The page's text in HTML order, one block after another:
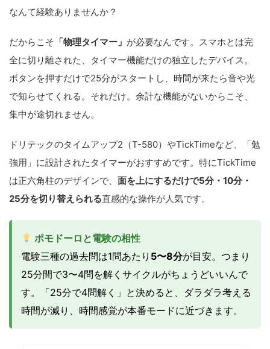
なんて経験ありませんか？
だからこそ 「物理タイマー」 が必要なんです。スマホとは完
全に切り離された、タイマー機能だけの独立したデバイス。
ボタンを押すだけで25分がスタートし、時間が来たら音や光
で知らせてくれる。それだけ。余計な機能がないからこそ、
集中が途切れません。
ドリテックのタイムアップ2（T-580）やTickTimeなど、「勉
強用」に設計されたタイマーがおすすめです。特にTickTime
は正六角柱のデザインで、 面を上にするだけで5分・10分・
25分を切り替えられる直感的な操作が人気です。
ポモドーロと電験の相性
電験三種の過去問は1問あたり 5〜8分が目安。つまり
25分間で3〜4問を解くサイクルがちょうどいいんで
す。「25分で4問解く」と決めると、ダラダラ考える
時間が減り、時間感覚が本番モードに近づきます。